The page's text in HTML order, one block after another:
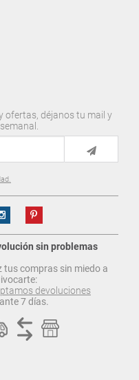
ofertas, déjanos tu mail y
sin problemas
tus compras sin miedo a
devoluciones
7 días.